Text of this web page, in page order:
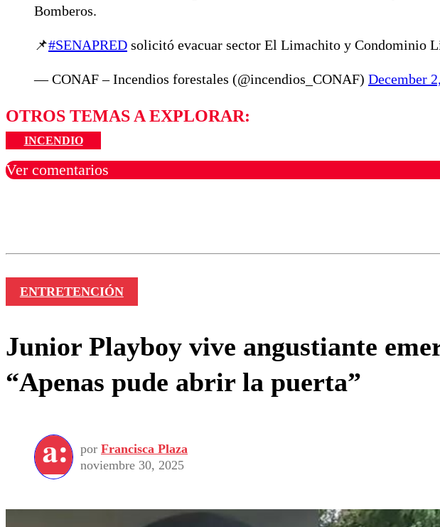
Bomberos.
📌#SENAPRED solicitó evacuar sector El Limachito y Condominio
— CONAF – Incendios forestales (@incendios_CONAF) December
OTROS TEMAS A EXPLORAR:
INCENDIO
Ver comentarios
ENTRETENCIÓN
Junior Playboy vive angustiante
“Apenas pude abrir la puerta”
por Francisca Plaza
noviembre 30, 2025